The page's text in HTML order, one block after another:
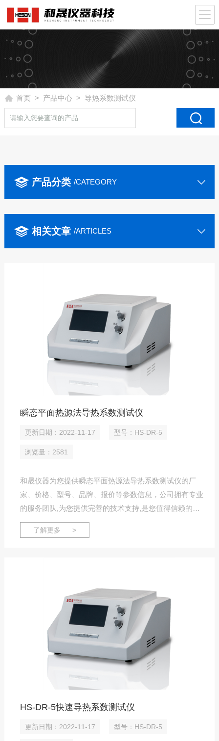
首页 > 产品中心> 导热系数测试仪
产品分类 /CATEGORY
相关文章 /ARTICLES
瞬态平面热源法导热系数测试仪
更新日期：2022-11-17 型号：HS-DR-5
浏览量：2581
和晟仪器为您提供瞬态平面热源法导热系数测试仪的厂
家、价格、型号、品牌、报价等参数信息，公司拥有专业
的服务团队,为您提供完善的技术支持,是您值得信赖的合
作伙伴。
了解更多 >
HS-DR-5快速导热系数测试仪
更新日期：2022-11-17 型号：HS-DR-5